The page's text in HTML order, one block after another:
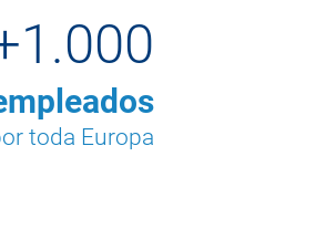
toda Europa